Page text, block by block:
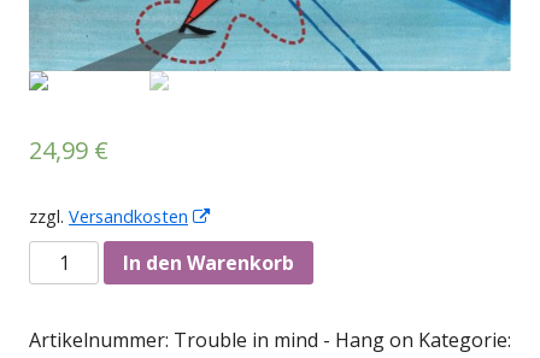
24,99 €
zzgl. Versandkosten
neuem
Fenster
Anzahl In den Warenkorb
Artikelnummer: Trouble in mind - Hang on Kategorie: